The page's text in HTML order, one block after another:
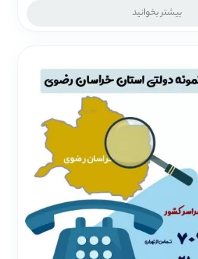
بیشتر بخوانید